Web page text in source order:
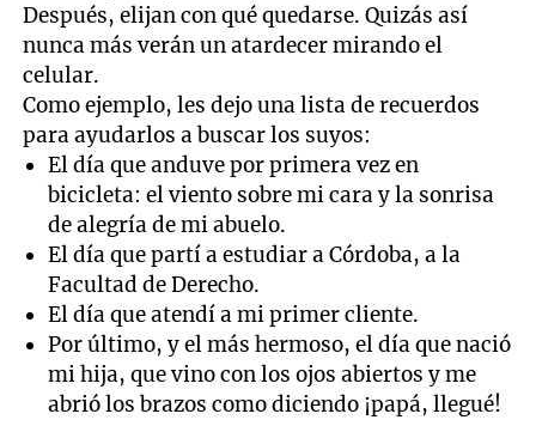
Después, elijan con qué quedarse. Quizás así
nunca más verán un atardecer mirando el
celular.
Como ejemplo, les dejo una lista de recuerdos
para ayudarlos a buscar los suyos:
El día que anduve por primera vez en
bicicleta: el viento sobre mi cara y la sonrisa
de alegría de mi abuelo.
El día que partí a estudiar a Córdoba, a la
Facultad de Derecho.
El día que atendí a mi primer cliente.
Por último, y elmás hermoso, el día que nació
mi hija, que vino con los ojos abiertos y me
abrió los brazos como diciendo ¡papá, llegué!